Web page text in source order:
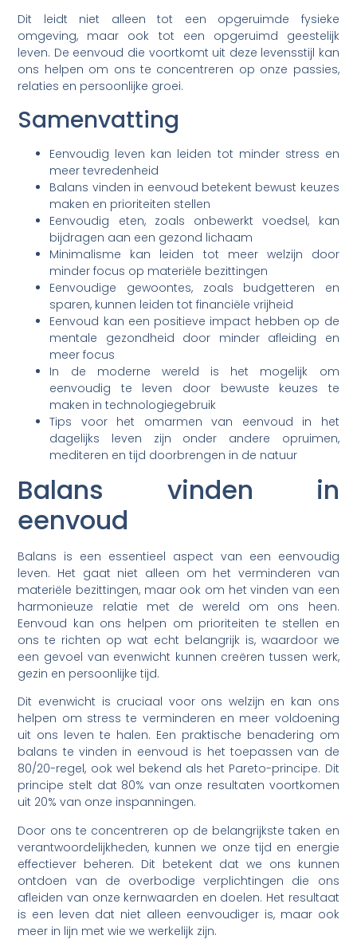
Dit leidt niet alleen tot een opgeruimde fysieke
omgeving, maar ook tot een opgeruimd geestelijk
leven. De eenvoud die voortkomt uit deze levensstijl kan
ons helpen om ons te concentreren op onze passies,
relaties en persoonlijke groei.
Samenvatting
Eenvoudig leven kan leiden tot minder stress en
meer tevredenheid
Balans vinden in eenvoud betekent bewust keuzes
maken en prioriteiten stellen
Eenvoudig eten, zoals onbewerkt voedsel, kan
bijdragen aan een gezond lichaam
Minimalisme kan leiden tot meer welzijn door
minder focus op materiële bezittingen
Eenvoudige gewoontes, zoals budgetteren en
sparen, kunnen leiden tot financiële vrijheid
Eenvoud kan een positieve impact hebben op de
mentale gezondheid door minder afleiding en
meer focus
In de moderne wereld is het mogelijk om
eenvoudig te leven door bewuste keuzes te
maken in technologiegebruik
Tips voor het omarmen van eenvoud in het
dagelijks leven zijn onder andere opruimen,
mediteren en tijd doorbrengen in de natuur
Balans vinden in
eenvoud
Balans is een essentieel aspect van een eenvoudig
leven. Het gaat niet alleen om het verminderen van
materiële bezittingen, maar ook om het vinden van een
harmonieuze relatie met de wereld om ons heen.
Eenvoud kan ons helpen om prioriteiten te stellen en
ons te richten op wat echt belangrijk is, waardoor we
een gevoel van evenwicht kunnen creëren tussen werk,
gezin en persoonlijke tijd.
Dit evenwicht is cruciaal voor ons welzijn en kan ons
helpen om stress te verminderen en meer voldoening
uit ons leven te halen. Een praktische benadering om
balans te vinden in eenvoud is het toepassen van de
80/20-regel, ook wel bekend als het Pareto-principe. Dit
principe stelt dat 80% van onze resultaten voortkomen
uit 20% van onze inspanningen.
Door ons te concentreren op de belangrijkste taken en
verantwoordelijkheden, kunnen we onze tijd en energie
effectiever beheren. Dit betekent dat we ons kunnen
ontdoen van de overbodige verplichtingen die ons
afleiden van onze kernwaarden en doelen. Het resultaat
is een leven dat niet alleen eenvoudiger is, maar ook
meer in lijn met wie we werkelijk zijn.